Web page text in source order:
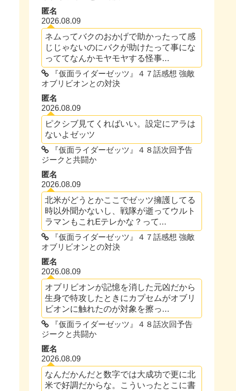
匿名
2026.08.09
ネムってバクのおかげで助かったって感
じじゃないのにバクが助けたって事にな
っててなんかモヤモヤする怪事...
『仮面ライダーゼッツ』４７話感想 強敵
オブリビオンとの対決
匿名
2026.08.09
ピクシブ見てくればいい。設定にアラは
ないよゼッツ
『仮面ライダーゼッツ』４８話次回予告
ジークと共闘か
匿名
2026.08.09
北米がどうとかここでゼッツ擁護してる
時以外聞かないし、戦隊が逝ってウルト
ラマンもこれEテレかな？って...
『仮面ライダーゼッツ』４７話感想 強敵
オブリビオンとの対決
匿名
2026.08.09
オブリビオンが記憶を消した元凶だから
生身で特攻したときにカプセムがオブリ
ビオンに触れたのが対象を擦っ...
『仮面ライダーゼッツ』４８話次回予告
ジークと共闘か
匿名
2026.08.09
なんだかんだと数字では大成功で更に北
米で好調だからな。こういったとこに書